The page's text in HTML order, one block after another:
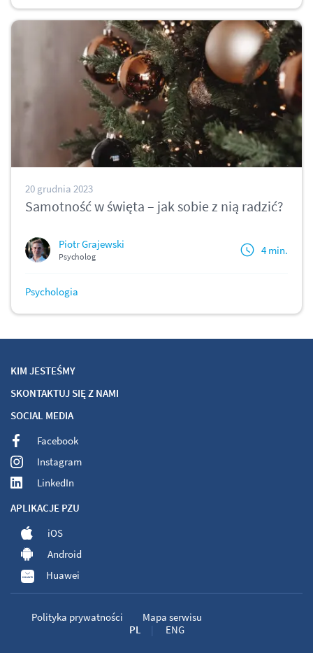
20 grudnia 2023
Samotność w święta – jak sobie z nią radzić?
Piotr Grajewski
Psycholog 4 min.
Psychologia
KIM JESTEŚMY
SKONTAKTUJ SIĘ Z NAMI
SOCIAL MEDIA
Facebook
Instagram
LinkedIn
APLIKACJE PZU
iOS
Android
Huawei
PL ENG
Polityka prywatności Mapa serwisu